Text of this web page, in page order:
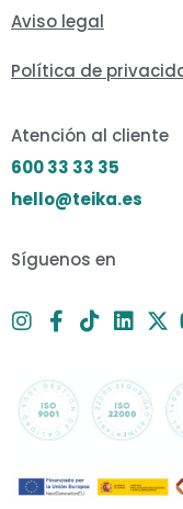
Aviso legal
Política de
Atención al cliente
600 33 33 35
hello@teika.es
Síguenos en